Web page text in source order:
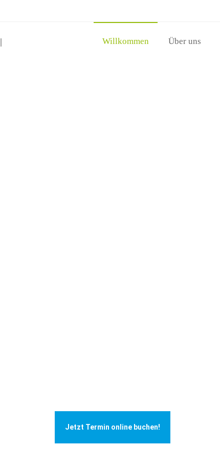
Willkommen Über uns
Jetzt Termin online buchen!